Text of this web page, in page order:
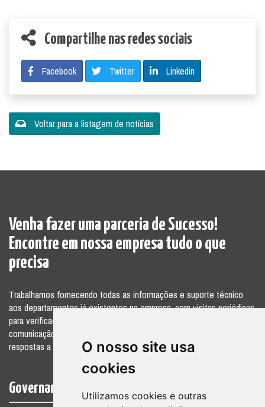
O nosso site usa
cookies
Utilizamos cookies e outras
Compartilhe nas redes sociais
Facebook Twitter Linkedin
Voltar para a listagem de notícias
Venha fazer uma parceria de Sucesso!
Encontre em nossa empresa tudo o que
precisa
Trabalhamos fornecendo todas as informações e suporte técnico
aos departamentos já existentes na empresa, com visitas periódicas
para verificações e acompanhamento, elaborando relatórios para a
comunicação das divergências ou sugestões, além de fornecer
respostas a consultas por telefone e pessoalmente.
Governamentais